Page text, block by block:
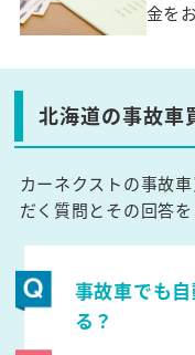
金を
北海道の事故車
カーネクストの事故
だく質問とその回答
事故車でも
る？